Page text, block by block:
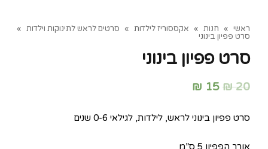
ראשי » חנות » אקססוריז לילדות » סרטים לראש לתינוקות וילדות »
סרט פפיון בינוני
סרט פפיון בינוני
20
₪
15
₪
סרט פפיון בינוני לראש, לילדות, לגילאי 0-6 שנים
אורך הפפיון 5 ס”מ